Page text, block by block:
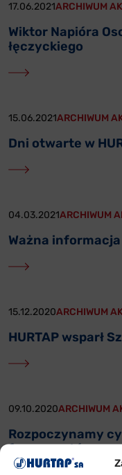
17.06.2021ARCHIWUM
Wiktor Napióra
łęczyckiego
15.06.2021ARCHIWUM
Dni otwarte w
04.03.2021ARCHIWUM
Ważna
15.12.2020ARCHIWUM
HURTAP wsparł
09.10.2020ARCHIWUM
Rozpoczynamy
farmaceutów